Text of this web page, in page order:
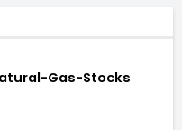
Gas-Stocks